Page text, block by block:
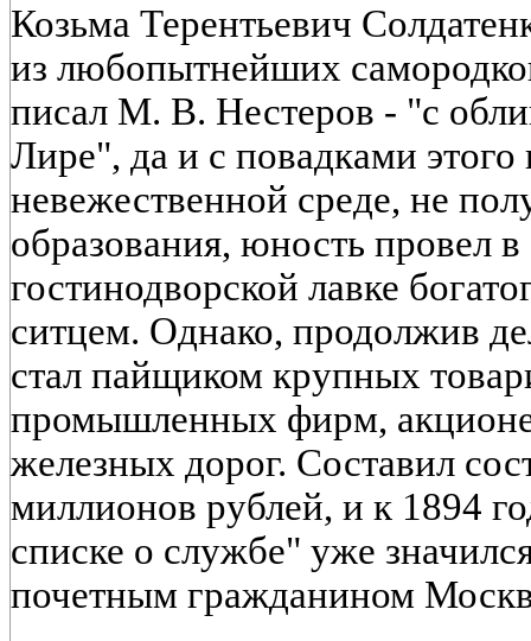
Козьма Терентьевич
из любопытнейших
писал М. В. Нестеров - "с
Лире", да и с повадками
невежественной среде, не
образования, юность провел
гостинодворской лавке
ситцем. Однако, продолжив
стал пайщиком крупных
промышленных фирм,
железных дорог. Составил
миллионов рублей, и к 1894
списке о службе" уже
почетным гражданином